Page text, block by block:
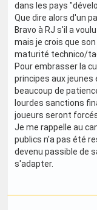
dans les pays
Que dire alors d'un
Bravo à RJ s'il a
mais je crois que
maturité technico/
Pour embrasser la
principes aux jeunes
beaucoup de
lourdes sanctions
joueurs seront
Je me rappelle au
publics n'a pas été
devenu passible de
s'adapter.